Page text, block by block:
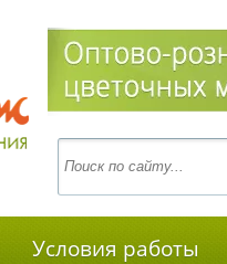
Условия работы